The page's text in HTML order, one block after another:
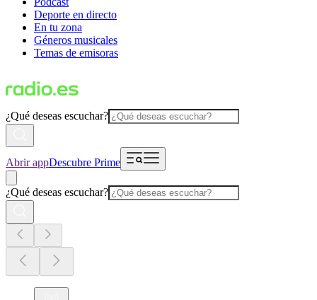
Deporte en directo
En tu zona
Géneros musicales
Temas de emisoras
¿Qué deseas escuchar?
Abrir appDescubre Prime
¿Qué deseas escuchar?